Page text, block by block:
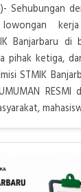
Sehubungan
Banjarbaru di
pihak ketiga,
STMIK
RESMI